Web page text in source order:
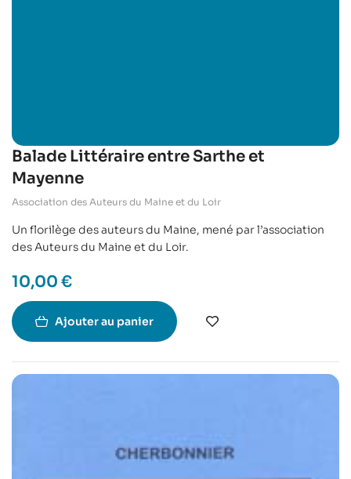
Balade Littéraire entre Sarthe et
Mayenne
Association des Auteurs du Maine et du Loir
Un florilège des auteurs du Maine, mené par l’association
des Auteurs du Maine et du Loir.
10,00 €
Ajouter au panier